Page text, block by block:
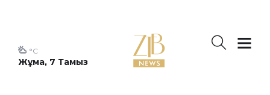
Жұма, 7 Тамыз
°C